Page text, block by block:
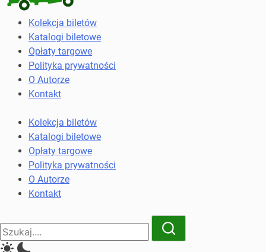
Kolekcja
biletów
komunikacji
miejskiej
kolejowych
Kolekcja biletów
Katalogi biletowe
Opłaty targowe
Polityka prywatności
O Autorze
Kontakt
Kolekcja biletów
Katalogi biletowe
Opłaty targowe
Polityka prywatności
O Autorze
Kontakt
Close
Search
Search